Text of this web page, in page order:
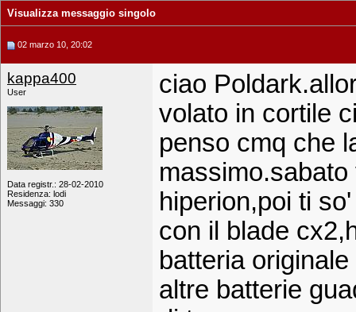
Visualizza messaggio singolo
02 marzo 10, 20:02
kappa400
User
Data registr.: 28-02-2010
Residenza: lodi
Messaggi: 330
ciao
volato in cortile
penso cmq che
hiperion,poi ti
con il blade
batteria
altre batterie